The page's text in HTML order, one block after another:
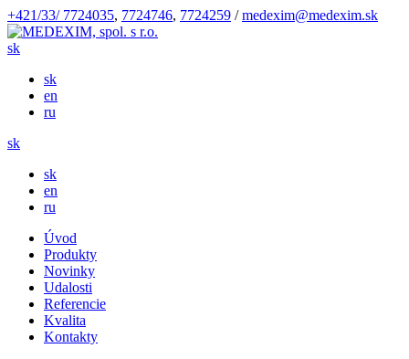
+421/33/ 7724035, 7724746, 7724259 /medexim@medexim.sk
sk
sk
en
ru
sk
sk
en
ru
Úvod
Produkty
Novinky
Udalosti
Referencie
Kvalita
Kontakty